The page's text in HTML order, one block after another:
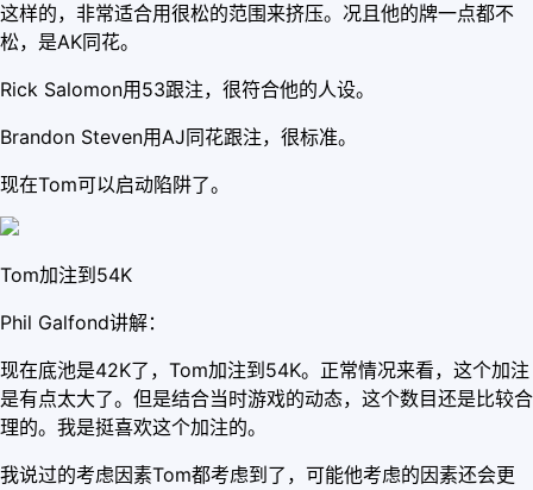
这样的，非常适合用很松的范围来挤压。况且他的牌一点都不
松，是AK同花。
Rick Salomon用53跟注，很符合他的人设。
Brandon Steven用AJ同花跟注，很标准。
现在Tom可以启动陷阱了。
Tom加注到54K
Phil Galfond讲解：
现在底池是42K了，Tom加注到54K。正常情况来看，这个加注
是有点太大了。但是结合当时游戏的动态，这个数目还是比较合
理的。我是挺喜欢这个加注的。
我说过的考虑因素Tom都考虑到了，可能他考虑的因素还会更